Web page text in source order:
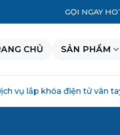
GỌI NGAY
CHỦ SẢN PHẨM
vụ lắp khóa điện tử vân